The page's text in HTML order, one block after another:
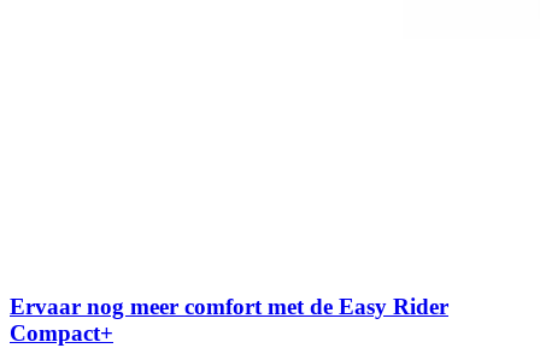
Ervaar nog meer comfort met de Easy Rider
Compact+